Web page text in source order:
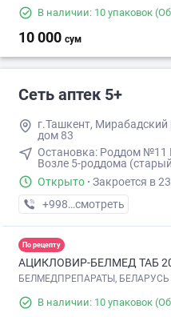
В наличии: 10 упаковок
10 000 сум
Сеть аптек 5+
г.Ташкент,
дом 83
Остановка: ​Роддом
Возле 5-роддома
Открыто · Закроется в
+998 (71) XXX-XX-XX
смотреть
По рецепту
АЦИКЛОВИР-БЕЛМЕД ТАБ
БЕЛМЕДПРЕПАРАТЫ, БЕЛАРУСЬ
В наличии: 10 упаковок